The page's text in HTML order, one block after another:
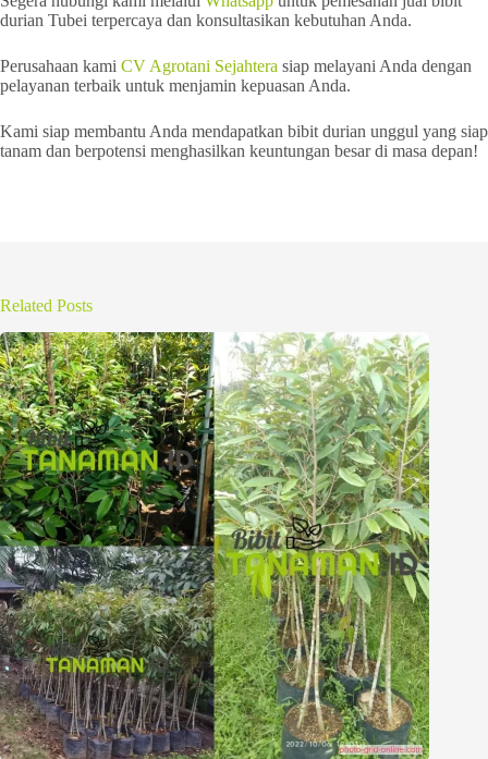
durian Tubei terpercaya dan konsultasikan kebutuhan Anda.
Perusahaan kami CV Agrotani Sejahtera siap melayani Anda dengan
pelayanan terbaik untuk menjamin kepuasan Anda.
Kami siap membantu Anda mendapatkan bibit durian unggul yang siap
tanam dan berpotensi menghasilkan keuntungan besar di masa depan!
Related Posts